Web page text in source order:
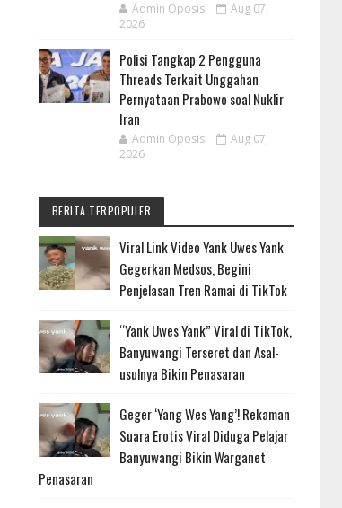
Admin Oposisi
Aug 07,
2026
Polisi Tangkap 2 Pengguna
Threads Terkait Unggahan
Pernyataan Prabowo soal Nuklir
Iran
Admin Oposisi
Aug 07,
2026
BERITA TERPOPULER
Viral Link Video Yank Uwes Yank
Gegerkan Medsos, Begini
Penjelasan Tren Ramai di TikTok
“Yank Uwes Yank” Viral di TikTok,
Banyuwangi Terseret dan Asal-
usulnya Bikin Penasaran
Geger ‘Yang Wes Yang’! Rekaman
Suara Erotis Viral Diduga Pelajar
Banyuwangi Bikin Warganet
Penasaran